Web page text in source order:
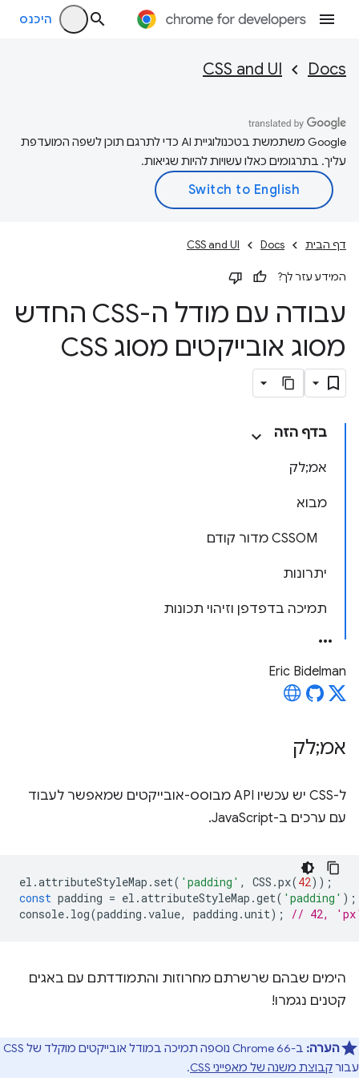
היכנס
Docs
CSS and UI
‫Google משתמשת בטכנולוגיית AI כדי לתרגם תוכן לשפה המועדפת
עליך. בתרגומים כאלו עשויות להיות שגיאות.
דף הבית Docs
CSS and UI
המידע עזר לך?
עבודה עם מודל ה-CSS החדש
מסוג אובייקטים מסוג CSS
בדף הזה
אמ;לק
מבוא
‫CSSOM מדור קודם
יתרונות
תמיכה בדפדפן וזיהוי תכונות
Eric Bidelman
אמ;לק
ל-CSS יש עכשיו API מבוסס-אובייקטים שמאפשר לעבוד
עם ערכים ב-JavaScript.
el .attributeStyleMap . set( 'padding' , CSS .px(42));
const padding = el .attributeStyleMap .get( 'padding' );
console. log(padding .value, padding .unit); // 42,
הימים שבהם שרשרתם מחרוזות והתמודדתם עם באגים
קטנים נגמרו!
הערה:
ב-Chrome 66 נוספה תמיכה במודל אובייקטים מוקלד של CSS
עבורקבוצת משנה של מאפייני CSS .